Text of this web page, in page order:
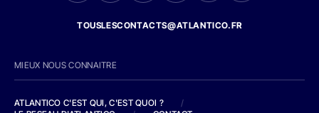
TOUSLESCONTACTS@ATLANTICO.FR
MIEUX NOUS CONNAITRE
ATLANTICO C'EST QUI, C'EST QUOI ?
/